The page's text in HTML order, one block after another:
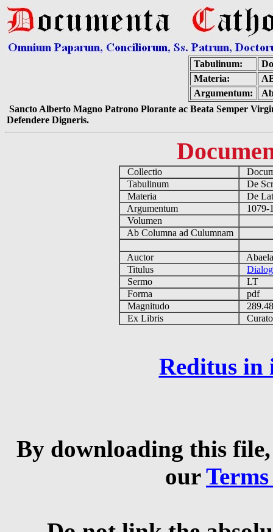
Tabulinum:
Materia:
Argumentum:
Sancto Alberto Magno Patrono Plorante ac Beata Semper
Defendere Digneris.
Collectio
Tabulinum
De
Materia
De
Argumentum
1079-
Volumen
Ab Columna ad Culumnam
Auctor
Titulus
Sermo
LT
Forma
pdf
Magnitudo
Ex Libris
Reditus in
By downloading this
our